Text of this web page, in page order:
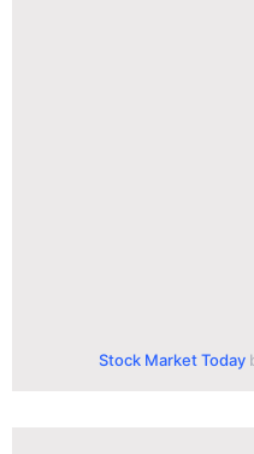
Stock Market Today